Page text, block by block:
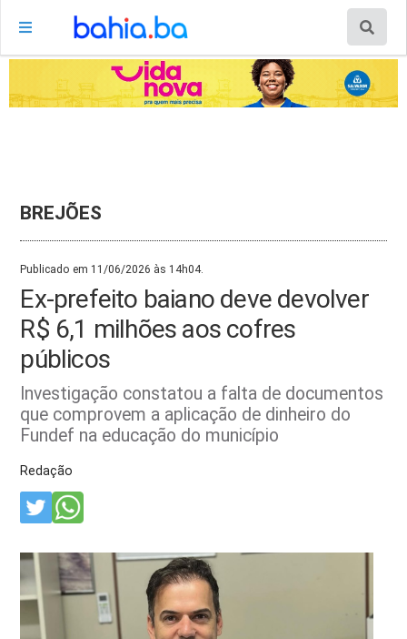
BREJÕES
Publicado em 11/06/2026 às 14h04.
Ex-prefeito baiano deve devolver
R$ 6,1 milhões aos cofres
públicos
Investigação constatou a falta de documentos
que comprovem a aplicação de dinheiro do
Fundef na educação do município
Redação